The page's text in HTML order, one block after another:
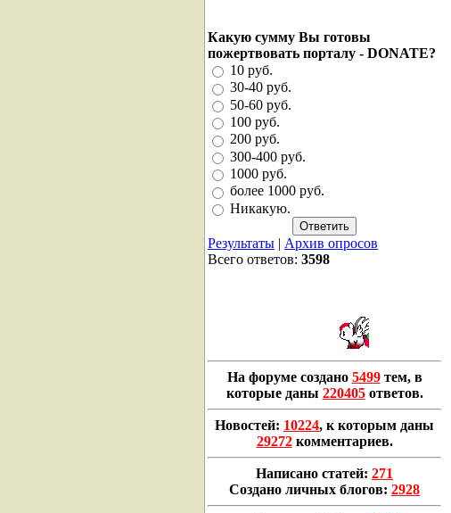
Какую сумму Вы готовы
пожертвовать порталу - DONATE?
10 руб.
30-40 руб.
50-60 руб.
100 руб.
200 руб.
300-400 руб.
1000 руб.
более 1000 руб.
Никакую.
Результаты | Архив опросов
Всего ответов: 3598
На форуме создано 5499тем, в
которые даны 220405ответов.
Новостей: 10224, к которым даны
29272комментариев.
Написано статей: 271
Создано личных блогов: 2928